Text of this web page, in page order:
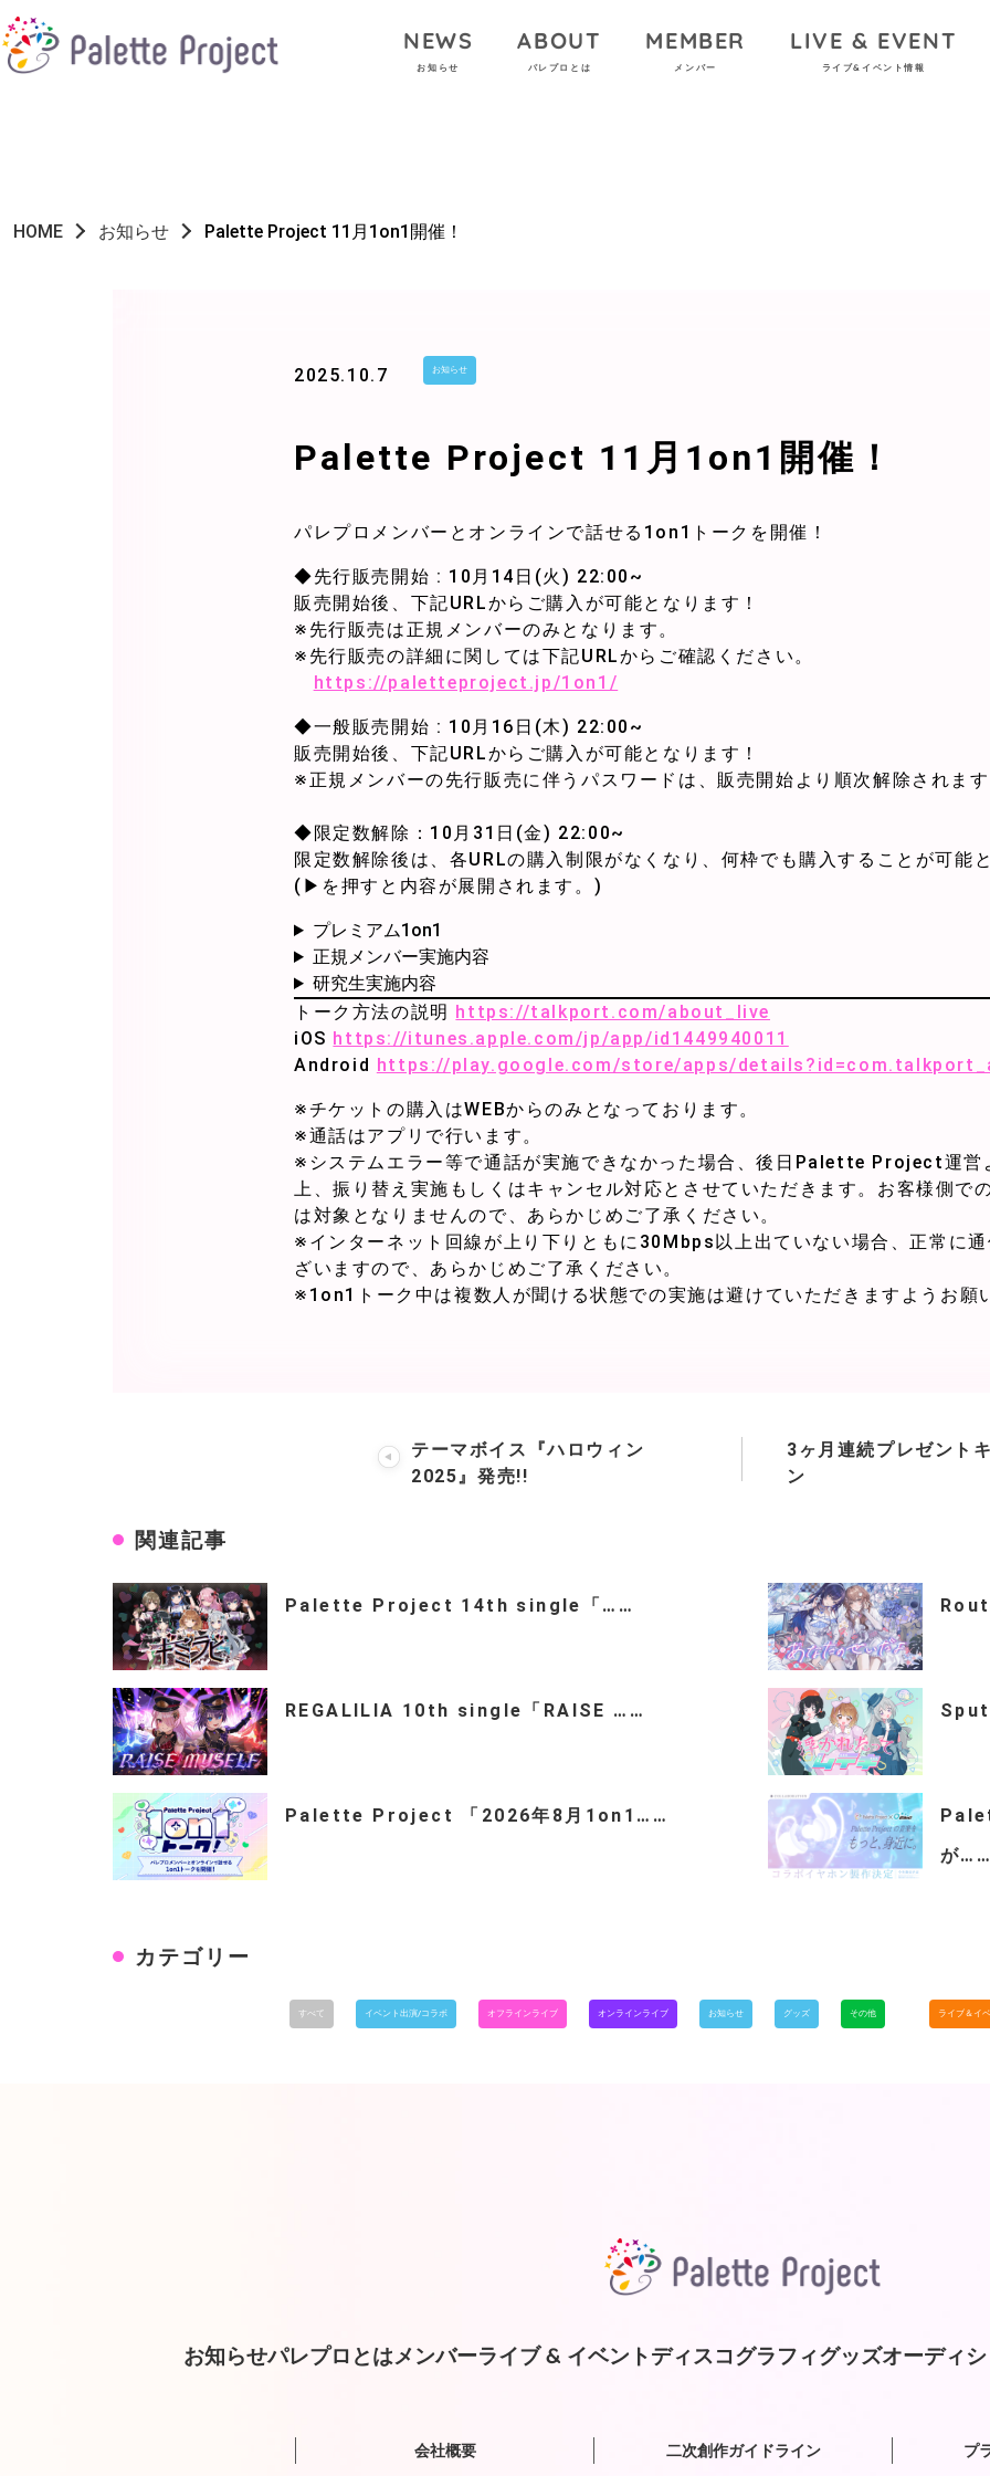
NEWS
お知らせ
ABOUT
パレプロとは
MEMBER
メンバー
LIVE & EVENT
ライブ&イベント情報
HOME お知らせ Palette Project 11月1on1開催！
2025.10.7 お知らせ
Palette Project 11月1on1開催！
パレプロメンバーとオンラインで話せる1on1トークを開催！
◆先行販売開始 : 10月14日(火) 22:00~
販売開始後、下記URLからご購入が可能となります！
※先行販売は正規メンバーのみとなります。
※先行販売の詳細に関しては下記URLからご確認ください。
https://paletteproject.jp/1on1/
◆一般販売開始 : 10月16日(木) 22:00~
販売開始後、下記URLからご購入が可能となります！
※正規メンバーの先行販売に伴うパスワードは、販売開始より順次解除されます
◆限定数解除：10月31日(金) 22:00~
限定数解除後は、各URLの購入制限がなくなり、何枠でも購入することが可能と
(▶を押すと内容が展開されます。)
プレミアム1on1
正規メンバー実施内容
研究生実施内容
トーク方法の説明 https://talkport.com/about_live
iOS https://itunes.apple.com/jp/app/id1449940011
Android https://play.google.com/store/apps/
※チケットの購入はWEBからのみとなっております。
※通話はアプリで行います。
※システムエラー等で通話が実施できなかった場合、後日Palette Project運営
上、振り替え実施もしくはキャンセル対応とさせていただきます。お客様側で
は対象となりませんので、あらかじめご了承ください。
※インターネット回線が上り下りともに30Mbps以上出ていない場合、正常に
ざいますので、あらかじめご了承ください。
※1on1トーク中は複数人が聞ける状態での実施は避けていただきますようお願
テーマボイス『ハロウィン
2025』発売!!
3ヶ月連続プレゼント
ン
関連記事
Palette Project 14th single「……
REGALILIA 10th single「RAISE ……
Palette Project 「2026年8月1on1……
が……
カテゴリー
すべて イベント出演/コラボ オフラインライブ オンラインライブ お知らせ グッズ その他 ライブ＆イ
お知らせパレプロとはメンバーライブ & イベントディスコグラフィグッズオーディ
会社概要 二次創作ガイドライン プ